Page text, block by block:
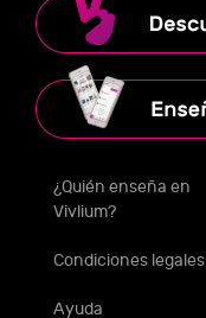
¿Quién enseña en
Vivlium?
Condiciones legales
Ayuda